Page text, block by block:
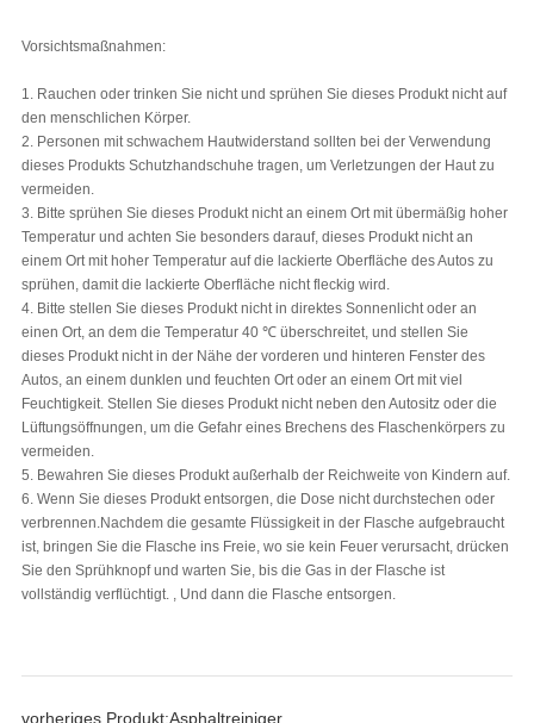
Vorsichtsmaßnahmen:
1. Rauchen oder trinken Sie nicht und sprühen Sie dieses Produkt nicht auf
den menschlichen Körper.
2. Personen mit schwachem Hautwiderstand sollten bei der Verwendung
dieses Produkts Schutzhandschuhe tragen, um Verletzungen der Haut zu
vermeiden.
3. Bitte sprühen Sie dieses Produkt nicht an einem Ort mit übermäßig hoher
Temperatur und achten Sie besonders darauf, dieses Produkt nicht an
einem Ort mit hoher Temperatur auf die lackierte Oberfläche des Autos zu
sprühen, damit die lackierte Oberfläche nicht fleckig wird.
4. Bitte stellen Sie dieses Produkt nicht in direktes Sonnenlicht oder an
einen Ort, an dem die Temperatur 40 ℃ überschreitet, und stellen Sie
dieses Produkt nicht in der Nähe der vorderen und hinteren Fenster des
Autos, an einem dunklen und feuchten Ort oder an einem Ort mit viel
Feuchtigkeit. Stellen Sie dieses Produkt nicht neben den Autositz oder die
Lüftungsöffnungen, um die Gefahr eines Brechens des Flaschenkörpers zu
vermeiden.
5. Bewahren Sie dieses Produkt außerhalb der Reichweite von Kindern auf.
6. Wenn Sie dieses Produkt entsorgen, die Dose nicht durchstechen oder
verbrennen.Nachdem die gesamte Flüssigkeit in der Flasche aufgebraucht
ist, bringen Sie die Flasche ins Freie, wo sie kein Feuer verursacht, drücken
Sie den Sprühknopf und warten Sie, bis die Gas in der Flasche ist
vollständig verflüchtigt. , Und dann die Flasche entsorgen.
vorheriges Produkt:Asphaltreiniger